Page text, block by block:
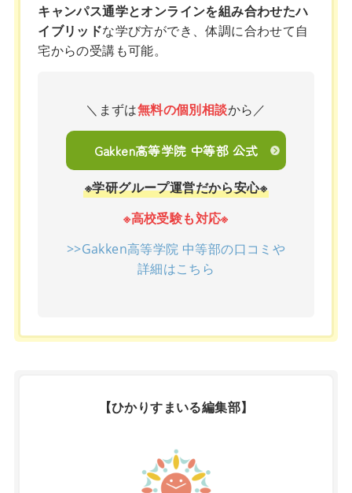
キャンパス通学とオンラインを組み合わせたハ
イブリッドな学び方ができ、体調に合わせて自
宅からの受講も可能。
＼まずは無料の個別相談から／
Gakken高等学院 中等部 公式
※学研グループ運営だから安心※
※高校受験も対応※
>>Gakken高等学院 中等部の口コミや
詳細はこちら
【ひかりすまいる編集部】